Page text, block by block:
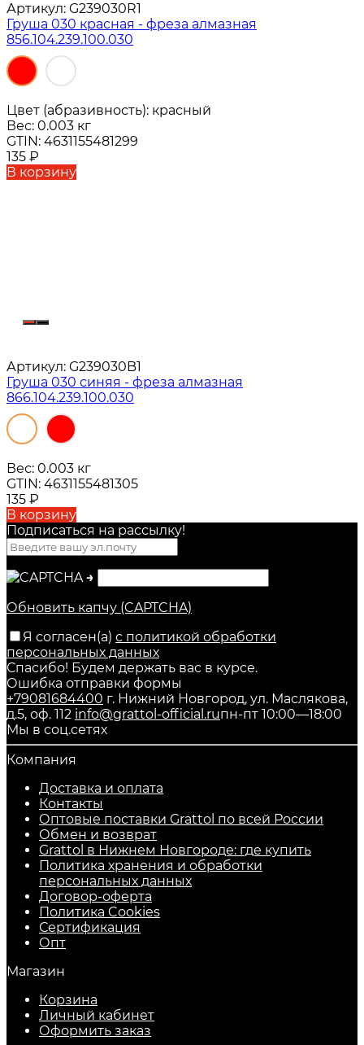
Артикул: G239030R1
Груша 030 красная - фреза алмазная
856.104.239.100.030
Цвет (абразивность): красный
Вес: 0.003 кг
GTIN: 4631155481299
135 ₽
В корзину
Артикул: G239030B1
Груша 030 синяя - фреза алмазная
866.104.239.100.030
Вес: 0.003 кг
GTIN: 4631155481305
135 ₽
В корзину
Подписаться на рассылкy!
→
Обновить капчу (CAPTCHA)
Я согласен(a) с политикой обработки
персональных данных
Спасибо! Будем держать вас в курсе.
Ошибка отправки формы
+79081684400 г. Нижний Новгород, ул. Маслякова,
д.5, оф. 112 info@grattol-official.ruпн-пт 10:00—18:00
Мы в соц.сетях
Компания
Доставка и оплата
Контакты
Оптовые поставки Grattol по всей России
Обмен и возврат
Grattol в Нижнем Новгороде: где купить
Политика хранения и обработки
персональных данных
Договор-оферта
Политика Cookies
Сертификация
Опт
Магазин
Корзина
Личный кабинет
Оформить заказ